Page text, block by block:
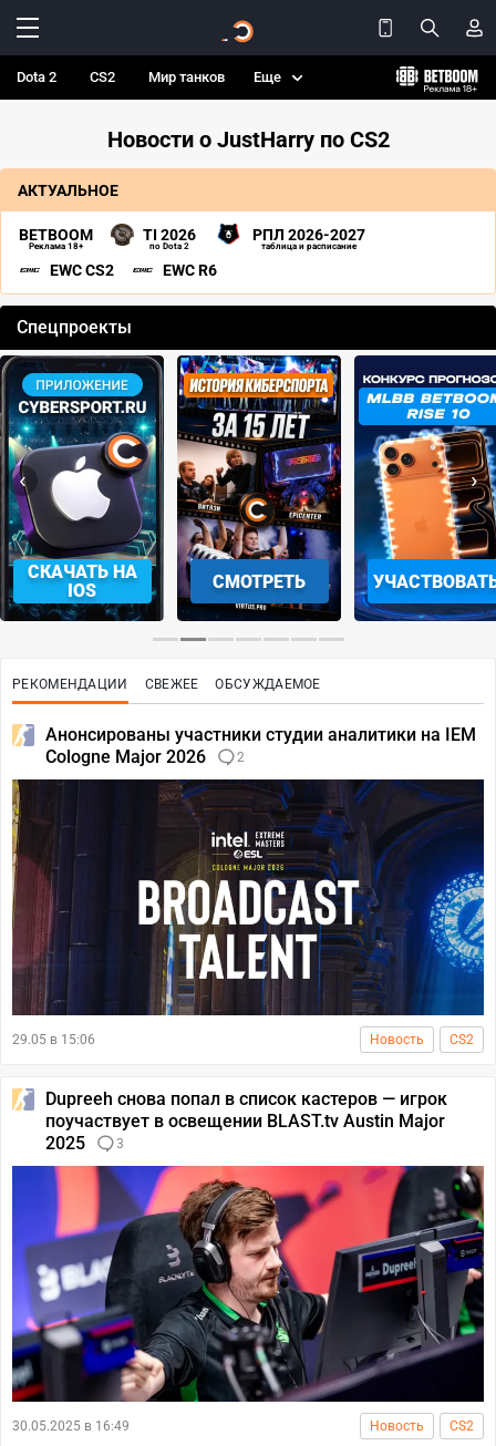
Dota 2 CS2 Мир танков Еще
Новости о JustHarry по CS2
АКТУАЛЬНОЕ
BETBOOM
Реклама 18+
TI 2026
по Dota 2
РПЛ 2026-2027
таблица и расписание
EWC CS2 EWC R6
Спецпроекты
СКАЧАТЬ НА
IOS
СМОТРЕТЬ
‹ ›
РЕКОМЕНДАЦИИ СВЕЖЕЕ ОБСУЖДАЕМОЕ
Анонсированы участники студии аналитики на IEM
Cologne Major 2026
2
29.05 в 15:06 Новость CS2
Dupreeh снова попал в список кастеров — игрок
поучаствует в освещении BLAST.tv Austin Major
2025
3
30.05.2025 в 16:49 Новость CS2